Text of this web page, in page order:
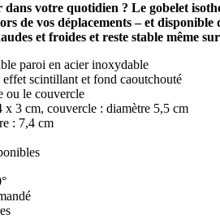
votre quotidien ? Le gobelet
de vos déplacements – et
et froides et reste stable même
paroi en acier inoxydable
effet scintillant et fond caoutchouté
ou le couvercle
x 3 cm, couvercle : diamètre 5,5 cm
: 7,4 cm